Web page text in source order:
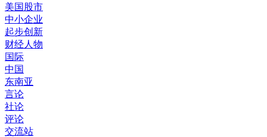
美国股市
中小企业
起步创新
财经人物
国际
中国
东南亚
言论
社论
评论
交流站